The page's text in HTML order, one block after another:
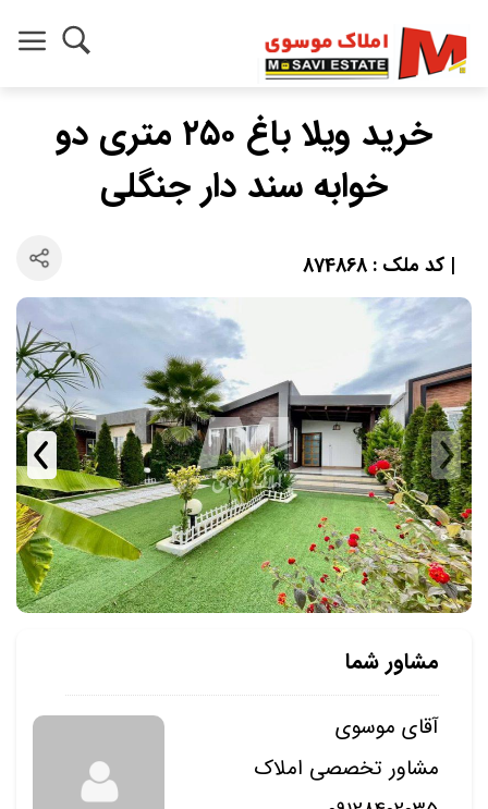
خرید ویلا باغ ۲۵۰ متری دو
خوابه سند دار جنگلی
| کد ملک : 874868
مشاور شما
آقای موسوی
مشاور تخصصی املاک